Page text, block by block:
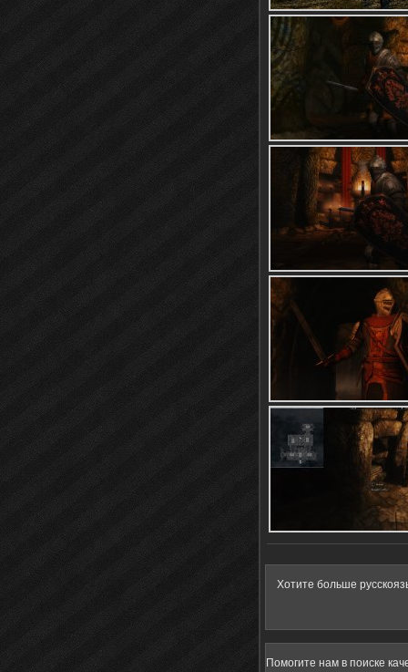
Хотите больше
Помогите нам в поиске